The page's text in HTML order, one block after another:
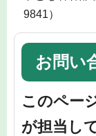
9841）
お問い
このペー
が担当し